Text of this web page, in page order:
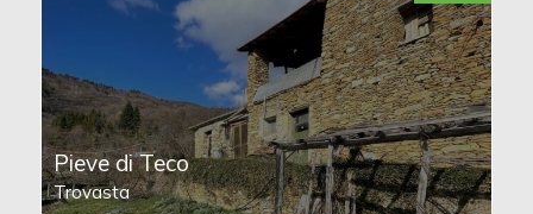
Pieve di Teco
Trovasta